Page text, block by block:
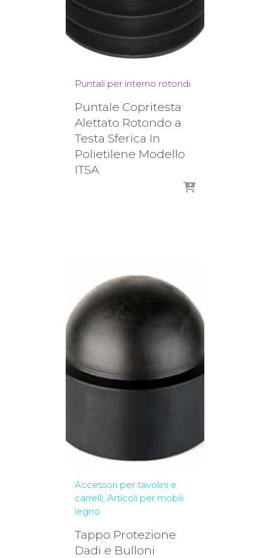
Puntali per interno rotondi
Puntale Copritesta
Alettato Rotondo a
Testa Sferica In
Polietilene Modello
ITSA
Accessori per tavolini e
carrelli Articoli per mobili
legno
Tappo Protezione
Dadi e Bulloni